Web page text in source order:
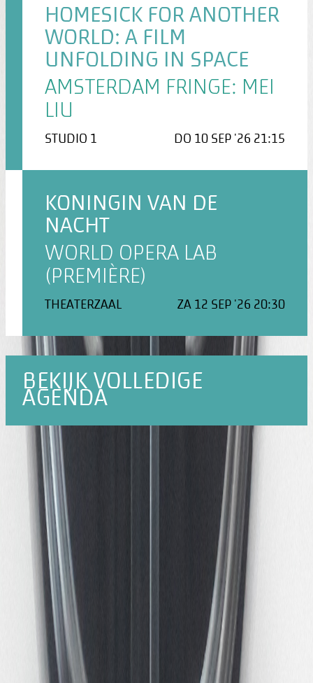
HOMESICK FOR ANOTHER
WORLD: A FILM
UNFOLDING IN SPACE
AMSTERDAM FRINGE: MEI
LIU
STUDIO 1 DO 10 SEP '26 21:15
KONINGIN VAN DE
NACHT
WORLD OPERA LAB
(PREMIÈRE)
THEATERZAAL ZA 12 SEP '26 20:30
BEKIJK VOLLEDIGE
AGENDA